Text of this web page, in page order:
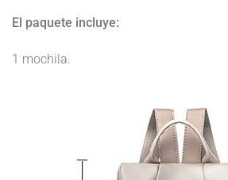
El paquete incluye:
1 mochila.